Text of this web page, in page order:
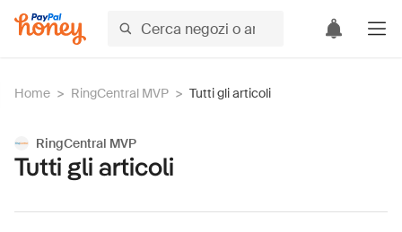
Home > RingCentral MVP > Tutti gli articoli
RingCentral MVP
Tutti gli articoli